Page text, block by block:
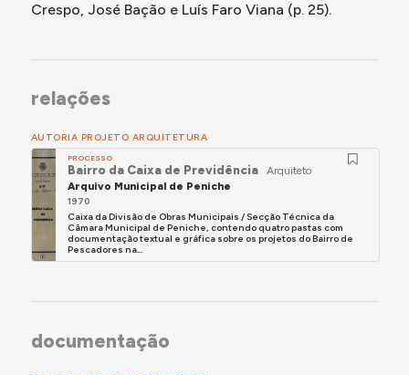
Crespo, José Bação e Luís Faro Viana (p. 25).
relações
AUTORIA PROJETO ARQUITETURA
PROCESSO
Bairro da Caixa de Previdência
Arquiteto
Arquivo Municipal de Peniche
1970
Caixa da Divisão de Obras Municipais / Secção Técnica da
Câmara Municipal de Peniche, contendo quatro pastas com
documentação textual e gráfica sobre os projetos do Bairro de
Pescadores na...
documentação